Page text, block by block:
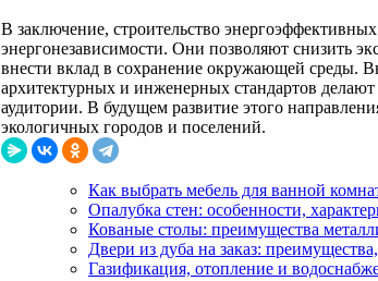
В заключение, строительство
энергонезависимости. Они позволяют снизить
внести вклад в сохранение окружающей среды.
архитектурных и инженерных стандартов
аудитории. В будущем развитие этого
экологичных городов и поселений.
Как выбрать мебель для ванной
Опалубка стен: особенности,
Кованые столы: преимущества
Двери из дуба на заказ:
Газификация, отопление и